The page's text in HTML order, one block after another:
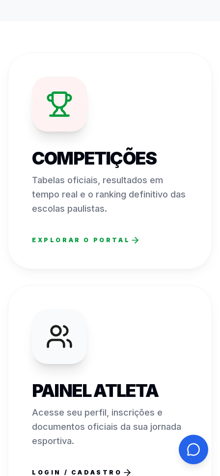
COMPETIÇÕES
Tabelas oficiais, resultados em
tempo real e o ranking definitivo das
escolas paulistas.
EXPLORAR O PORTAL
PAINEL ATLETA
Acesse seu perfil, inscrições e
documentos oficiais da sua jornada
esportiva.
LOGIN / CADASTRO